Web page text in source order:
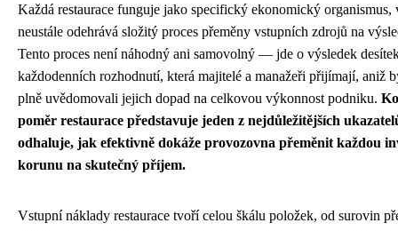
Každá restaurace funguje jako specifický ekonomický organismus,
neustále odehrává složitý proces přeměny vstupních zdrojů na
Tento proces není náhodný ani samovolný — jde o výsledek
každodenních rozhodnutí, která majitelé a manažeři přijímají, aniž
plně uvědomovali jejich dopad na celkovou výkonnost podniku.
poměr restaurace představuje jeden z nejdůležitějších
odhaluje, jak efektivně dokáže provozovna přeměnit každou
korunu na skutečný příjem.
Vstupní náklady restaurace tvoří celou škálu položek, od surovin